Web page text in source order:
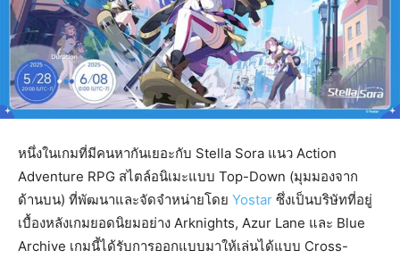
หนึ่งในเกมที่มีคนหากันเยอะกับ Stella Sora แนว Action
Adventure RPG สไตล์อนิเมะแบบ Top-Down (มุมมองจาก
ด้านบน) ที่พัฒนาและจัดจำหน่ายโดย Yostar ซึ่งเป็นบริษัทที่อยู่
เบื้องหลังเกมยอดนิยมอย่าง Arknights, Azur Lane และ Blue
Archive เกมนี้ได้รับการออกแบบมาให้เล่นได้แบบ Cross-